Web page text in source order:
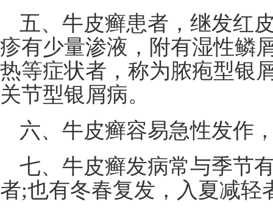
五、牛皮癣患者，继发红
疹有少量渗液，附有湿性鳞
热等症状者，称为脓疱型银
关节型银屑病。
六、牛皮癣容易急性发作
七、牛皮癣发病常与季节
者;也有冬春复发，入夏减轻